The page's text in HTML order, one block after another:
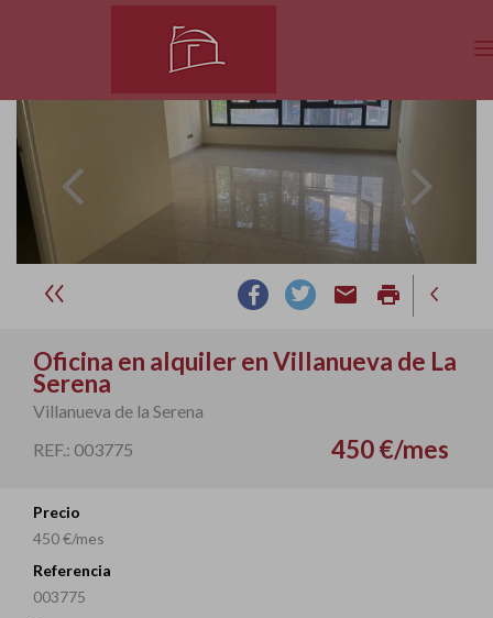
email print
Oficina en alquiler en Villanueva de La
Serena
Villanueva de la Serena
REF.: 003775
450 €/mes
Precio
450 €/mes
Referencia
003775